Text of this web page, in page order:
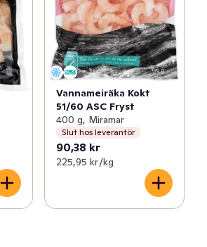
Vannameiräka Kokt
51/60 ASC Fryst
400 g, Miramar
Slut hos leverantör
90,38 kr
225,95 kr /kg